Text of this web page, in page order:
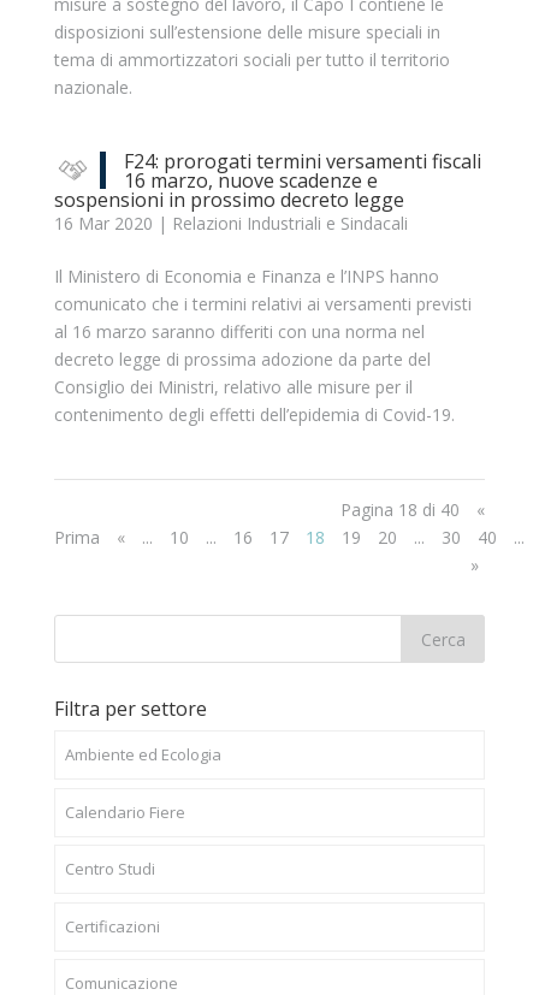
disposizioni sull’estensione delle misure speciali in
tema di ammortizzatori sociali per tutto il territorio
nazionale.
F24: prorogati termini versamenti fiscali
16 marzo, nuove scadenze e
sospensioni in prossimo decreto legge
16 Mar 2020 | Relazioni Industriali e Sindacali
Il Ministero di Economia e Finanza e l’INPS hanno
comunicato che i termini relativi ai versamenti previsti
al 16 marzo saranno differiti con una norma nel
decreto legge di prossima adozione da parte del
Consiglio dei Ministri, relativo alle misure per il
contenimento degli effetti dell’epidemia di Covid-19.
Pagina 18 di 40
«
Prima
« ... 10 ... 16 17 18 19 20 ... 30 40
...
»
Filtra per settore
Ambiente ed Ecologia
Calendario Fiere
Centro Studi
Certificazioni
Comunicazione